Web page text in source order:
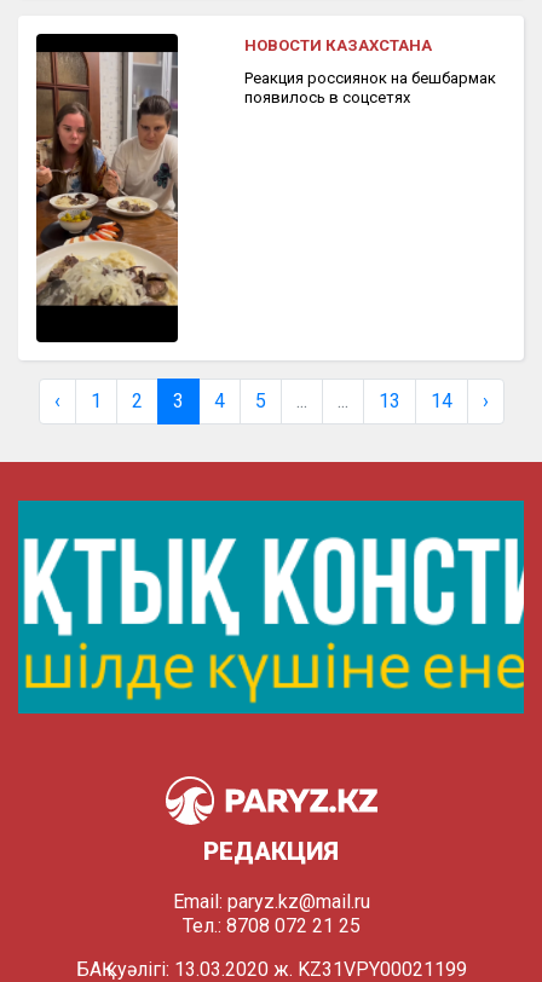
НОВОСТИ КАЗАХСТАНА
Реакция россиянок на бешбармак
появилось в соцсетях
‹ 1 2 3 4 5 13 14 ›
РЕДАКЦИЯ
Email: paryz.kz@mail.ru
Тел.: 8708 072 21 25
БАҚ куәлігі: 13.03.2020 ж. KZ31VPY00021199